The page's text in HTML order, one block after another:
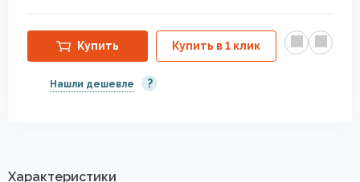
Купить Купить в 1 клик
Нашли дешевле ?
Характеристики